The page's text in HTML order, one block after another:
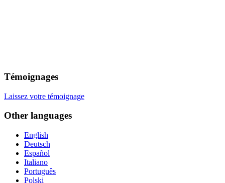
Témoignages
Laissez votre témoignage
Other languages
English
Deutsch
Español
Italiano
Português
Polski